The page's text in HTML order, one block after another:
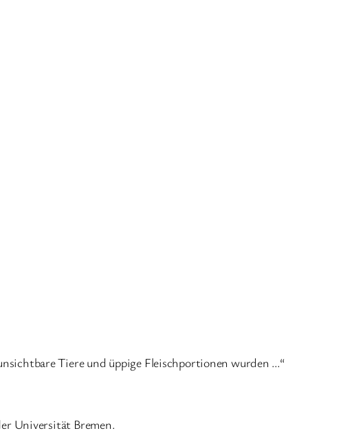
Tiere und üppige Fleischportionen wurden …“
Universität Bremen.